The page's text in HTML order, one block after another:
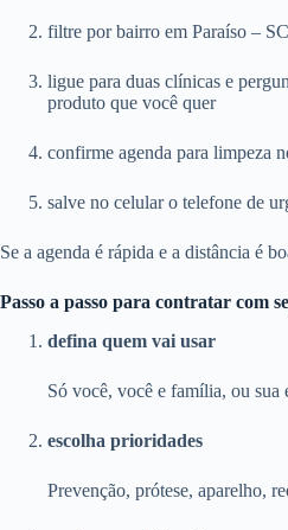
filtre por bairro em Paraíso – SC
ligue para duas clínicas e
produto que você quer
confirme agenda para limpeza
salve no celular o telefone de
Se a agenda é rápida e a distância é
Passo a passo para contratar com
defina quem vai usar
Só você, você e família, ou sua
escolha prioridades
Prevenção, prótese, aparelho,